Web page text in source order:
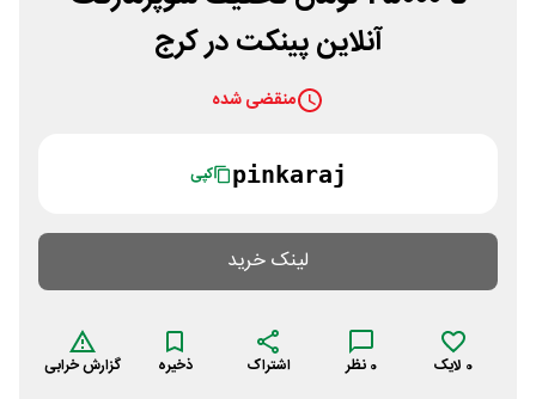
آنلاین پینکت در کرج
منقضی شده
pinkaraj کپی
لینک خرید
0 لایک 0 نظر اشتراک ذخیره گزارش خرابی